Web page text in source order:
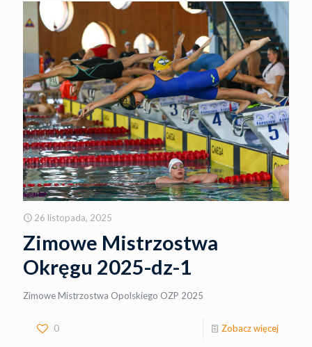
26 listopada, 2025
Zimowe Mistrzostwa
Okręgu 2025-dz-1
Zimowe Mistrzostwa Opolskiego OZP 2025
0 Zobacz więcej